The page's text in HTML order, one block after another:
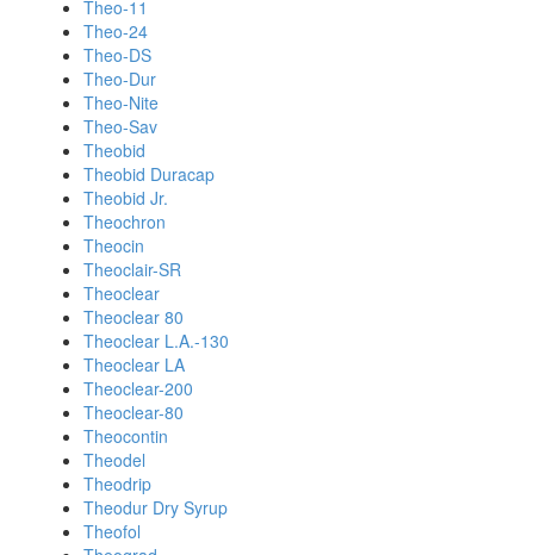
Theo-11
Theo-24
Theo-DS
Theo-Dur
Theo-Nite
Theo-Sav
Theobid
Theobid Duracap
Theobid Jr.
Theochron
Theocin
Theoclair-SR
Theoclear
Theoclear 80
Theoclear L.A.-130
Theoclear LA
Theoclear-200
Theoclear-80
Theocontin
Theodel
Theodrip
Theodur Dry Syrup
Theofol